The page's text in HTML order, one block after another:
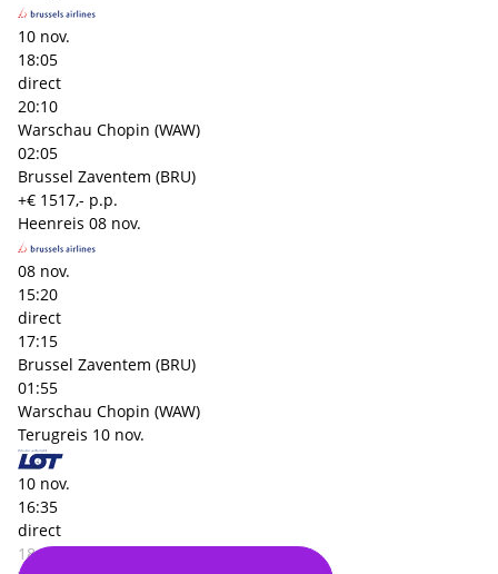
10 nov.
18:05
direct
20:10
Warschau Chopin (WAW)
02:05
Brussel Zaventem (BRU)
+€ 1517,- p.p.
Heenreis 08 nov.
08 nov.
15:20
direct
17:15
Brussel Zaventem (BRU)
01:55
Warschau Chopin (WAW)
Terugreis 10 nov.
10 nov.
16:35
direct
18:45